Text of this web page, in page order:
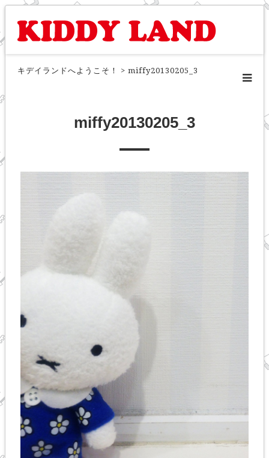
キデイランドへようこそ！ > miffy20130205_3
miffy20130205_3